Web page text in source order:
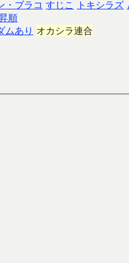
・ブラコ すじこ トキシラズ
順
ムあり オカシラ連合